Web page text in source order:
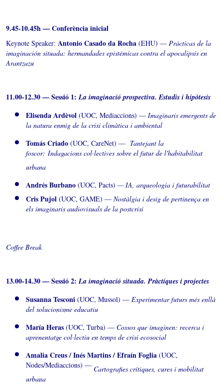
9.45-10.45h — Conferència inicial
Keynote Speaker: Antonio Casado da Rocha (EHU) — Prácticas de la
imaginación situada: hermandades epistémicas contra el apocalipsis en
Arantzazu
11.00-12.30 — Sessió 1:La imaginació prospectiva. Estudis i hipòtesis
Elisenda Ardèvol (UOC, Mediaccions) — Imaginaris emergents de
la natura enmig de la crisi climàtica i ambiental
Tomás Criado (UOC, CareNet) — Tantejant la
foscor: Indagacions col·lectives sobre el futur de l'habitabilitat
urbana
Andrés Burbano (UOC, Pacts) — IA, arqueologia i futurabilitat
Cris Pujol (UOC, GAME) — Nostàlgia i desig de pertinença en
els imaginaris audiovisuals de la postcrisi
Coffee Break
13.00-14.30 — Sessió 2:La imaginació situada. Pràctiques i projectes
Susanna Tesconi (UOC, Mussol) — Experimentar futurs més enllà
del solucionisme educatiu
María Heras (UOC, Turba) — Cossos que imaginen: recerca i
aprenentatge col·lectiu en temps de crisi ecosocial
Amalia Creus /Inés Martins /Efraín Foglia (UOC,
Nodes/Mediaccions) — Cartografies crítiques, cures i mobilitat
urbana